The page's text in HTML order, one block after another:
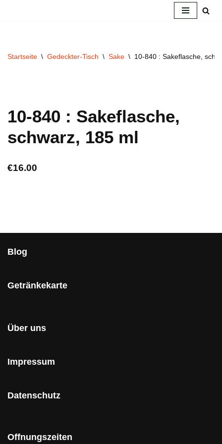
Startseite \ Gedeckter-Tisch \ Sake \ 10-840 : Sakeflasche,
10-840 : Sakeflasche,
schwarz, 185 ml
€16.00
Blog
Getränkekarte
Über uns
Impressum
Datenschutz
Offnungszeiten